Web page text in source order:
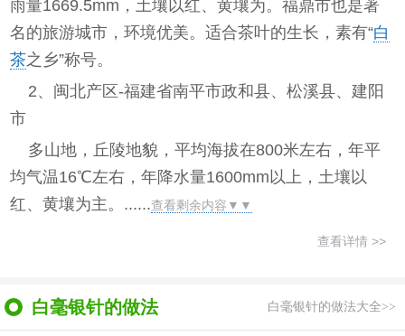
雨量1669.5mm，土壤以红、黄壤为。福鼎市也是著
名的旅游城市，环境优美。适合茶叶的生长，素有“白
茶之乡”称号。
2、闽北产区-福建省南平市政和县、松溪县、建阳
市
多山地，丘陵地貌，平均海拔在800米左右，年平
均气温16℃左右，年降水量1600mm以上，土壤以
红、黄壤为主。......查看剩余内容▼▼
查看详情 >>
白毫银针的做法 白毫银针的做法大全>>